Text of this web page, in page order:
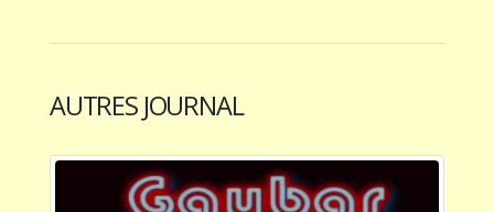
AUTRES JOURNAL